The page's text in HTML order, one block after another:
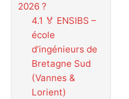
2026 ?
4.1 🏅 ENSIBS –
école
d’ingénieurs de
Bretagne Sud
(Vannes &
Lorient)